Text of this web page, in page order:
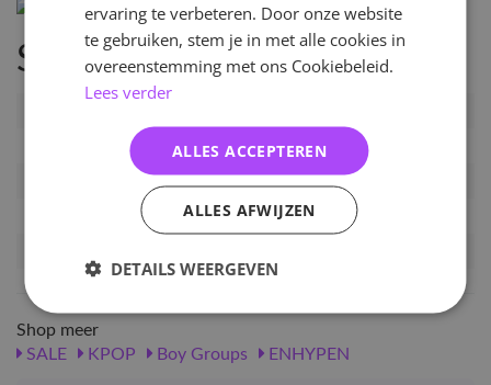
Specificaties
EAN nummer
8344484956289
24-09-2024
Release datum
04-10-2024
Shop meer
SALE
KPOP Boy Groups ENHYPEN
ervaring te verbeteren. Door onze website
te gebruiken, stem je in met alle cookies in
overeenstemming met ons Cookiebeleid.
Lees verder
ALLES ACCEPTEREN
ALLES AFWIJZEN
DETAILS WEERGEVEN